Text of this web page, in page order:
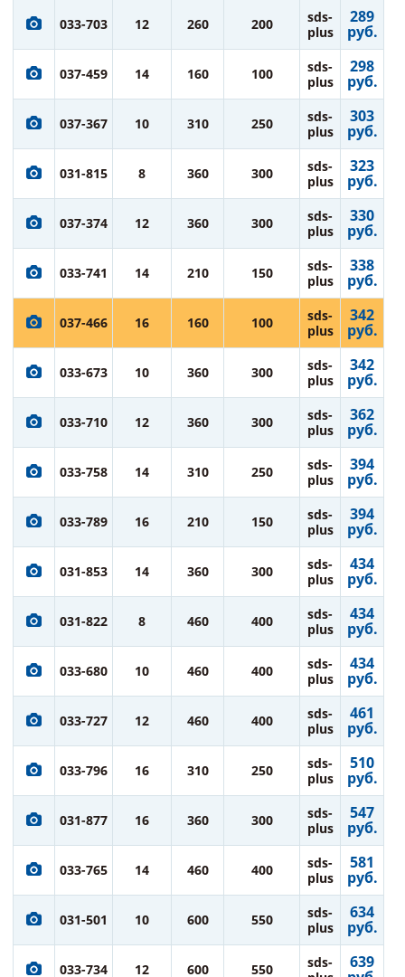
033-703 12 260 200
sds-
plus
289
руб.
037-459 14 160 100
sds-
plus
298
руб.
037-367 10 310 250
sds-
plus
303
руб.
031-815 8 360 300
sds-
plus
323
руб.
037-374 12 360 300
sds-
plus
330
руб.
033-741 14 210 150
sds-
plus
338
руб.
037-466 16 160 100
sds-
plus
342
руб.
033-673 10 360 300
sds-
plus
342
руб.
033-710 12 360 300
sds-
plus
362
руб.
033-758 14 310 250
sds-
plus
394
руб.
033-789 16 210 150
sds-
plus
394
руб.
031-853 14 360 300
sds-
plus
434
руб.
031-822 8 460 400
sds-
plus
434
руб.
033-680 10 460 400
sds-
plus
434
руб.
033-727 12 460 400
sds-
plus
461
руб.
033-796 16 310 250
sds-
plus
510
руб.
031-877 16 360 300
sds-
plus
547
руб.
033-765 14 460 400
sds-
plus
581
руб.
031-501 10 600 550
sds-
plus
634
руб.
033-734 12 600 550
sds-
639